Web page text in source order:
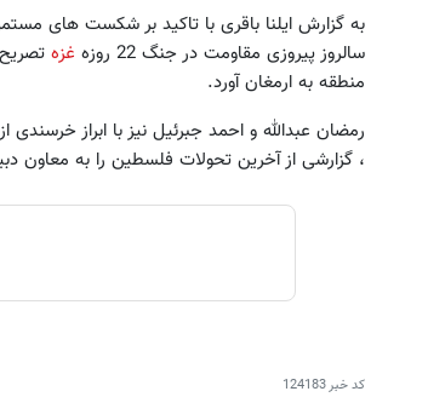
به گزارش ایلنا باقری با تاکید بر شکست های
سالروز پیروزی مقاومت در جنگ 22 روزه
غزه
منطقه به ارمغان آورد.
رمضان عبدالله و احمد جبرئیل نیز با ابراز
، گزارشی از آخرین تحولات فلسطین را به معاون
کد خبر124183
کوییک گذاشتی برای فروش ؟ اینجا
سریع و راحت بفروش
جای این پک